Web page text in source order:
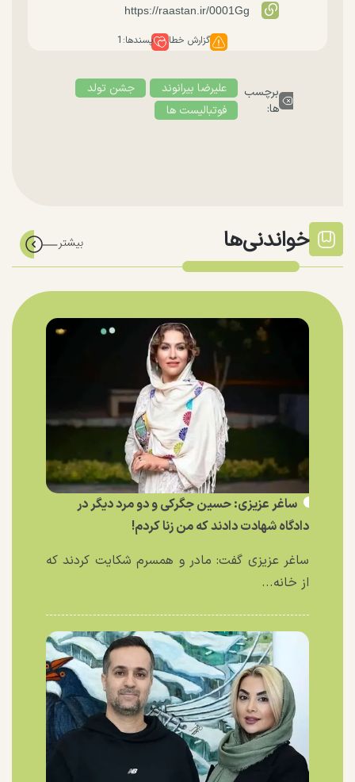
گزارش خطا پسندها: 1
برچسب
ها:
علیرضا بیرانوند
جشن تولد
فوتبالیست ها
خواندنی‌ها
ساغر عزیزی: حسین جگرکی و دو مرد دیگر در
دادگاه شهادت دادند که من زنا کردم!
ساغر عزیزی گفت: مادر و همسرم شکایت کردند که
از خانه...